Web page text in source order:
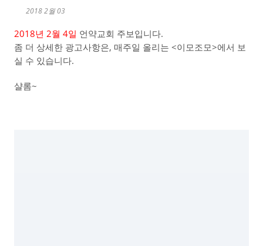
2018 2월 03
2018년 2월 4일 언약교회 주보입니다.
좀 더 상세한 광고사항은, 매주일 올리는 <이모조모>에서 보
실 수 있습니다.
샬롬~